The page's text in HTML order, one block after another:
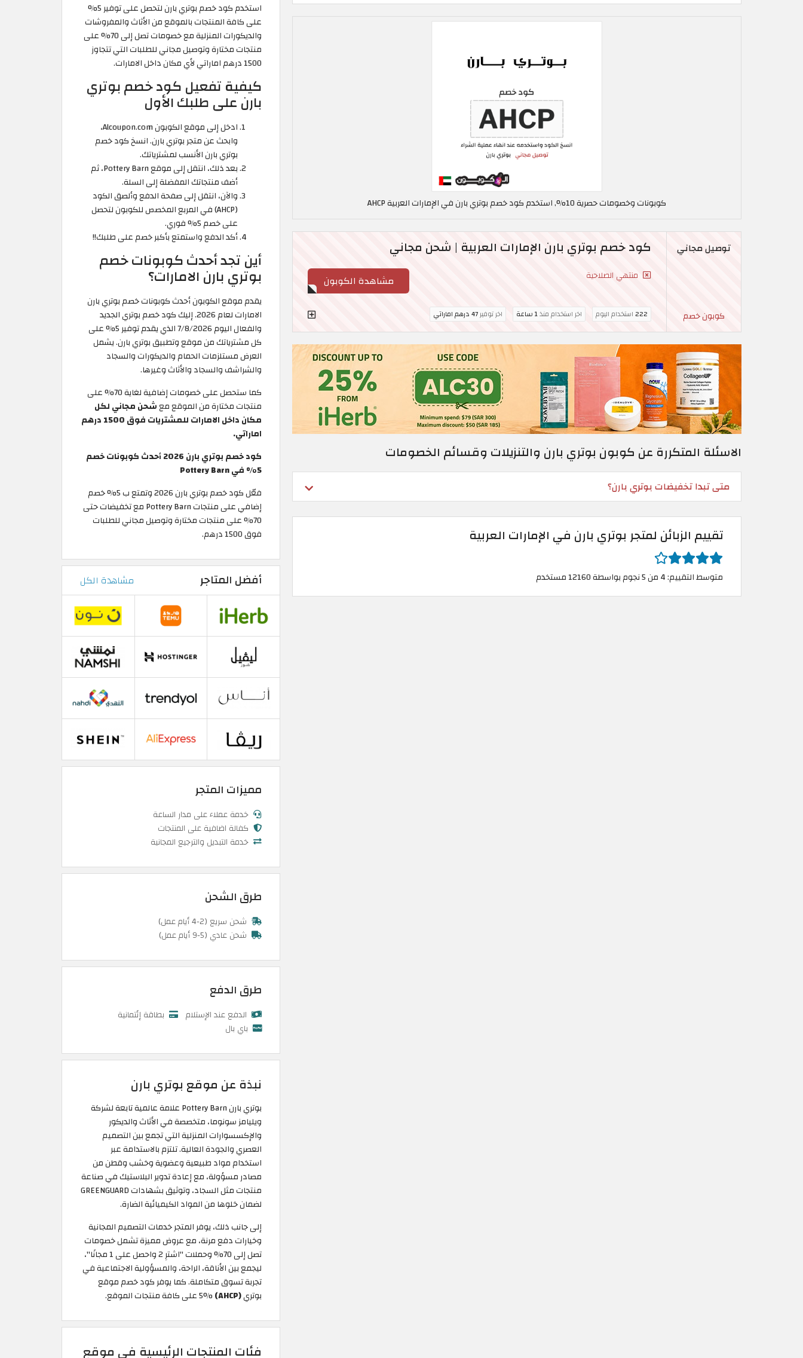
كوبونات وخصومات حصرية 10%, استخدم كود خصم بوتري بارن في الإمارات العربية AHCP
توصيل مجاني
كوبون خصم
كود خصم بوتري بارن الإمارات العربية | شحن مجاني
منتهي الصلاحية مشاهدة الكوبون
222استخدام اليوم اخر استخدام منذ1 ساعة اخر توفير47 درهم اماراتي
الاسئلة المتكررة عن كوبون بوتري بارن والتنزيلات وقسائم الخصومات
متى تبدا تخفيضات بوتري بارن؟
تقييم الزبائن لمتجر بوتري بارن في الإمارات العربية
متوسط التقييم: 4 من 5 نجوم بواسطة 12160 مستخدم
استخدم كود خصم بوتري بارن لتحصل على توفير 5%
على كافة المنتجات بالموقع من الأثاث والمفروشات
والديكورات المنزلية مع خصومات تصل إلى 70% على
منتجات مختارة وتوصيل مجاني للطلبات التي تتجاوز
1500 درهم اماراتي لأي مكان داخل الامارات.
كيفية تفعيل كود خصم بوتري
بارن على طلبك الأول
ادخل إلى موقع الكوبون Alcoupon.com،
وابحث عن متجر بوتري بارن. انسخ كود خصم
بوتري بارن الأنسب لمشترياتك.
بعد ذلك، انتقل إلى موقع Pottery Barn، ثم
أضف منتجاتك المفضلة إلى السلة.
والآن، انتقل إلى صفحة الدفع وألصق الكود
(AHCP) في المربع المخصص للكوبون لتحصل
على خصم 5% فوري.
أكد الدفع واستمتع بأكبر خصم على طلبك!!
أين تجد أحدث كوبونات خصم
بوتري بارن الامارات؟
يقدم موقع الكوبون أحدث كوبونات خصم بوتري بارن
الامارات لعام 2026. إليك كود خصم بوتري الجديد
والفعال اليوم 7/8/2026 الذي يقدم توفير 5% على
كل مشترياتك من موقع وتطبيق بوتري بارن. يشمل
العرض مستلزمات الحمام والديكورات والسجاد
والشراشف والسجاد والأثاث وغيرها.
كما ستحصل على خصومات إضافية لغاية 70% على
منتجات مختارة من الموقع مع شحن مجاني لكل
مكان داخل الامارات للمشتريات فوق 1500 درهم
اماراتي.
كود خصم بوتري بارن 2026 أحدث كوبونات خصم
5% في Pottery Barn
فعّل كود خصم بوتري بارن 2026 وتمتع ب 5% خصم
إضافي على منتجات Pottery Barn مع تخفيضات حتى
70% على منتجات مختارة وتوصيل مجاني للطلبات
فوق 1500 درهم.
أفضل المتاجر مشاهدة الكل
مميزات المتجر
خدمة عملاء على مدار الساعة
كفالة اضافية على المنتجات
خدمة التبديل والترجيع المجانية
طرق الشحن
شحن سريع (2-4 أيام عمل)
شحن عادي (5-9 أيام عمل)
طرق الدفع
الدفع عند الإستلام
بطاقة إئتمانية
باي بال
نبذة عن موقع بوتري بارن
بوتري بارن Pottery Barn علامة عالمية تابعة لشركة
ويليامز سونوما، متخصصة في الأثاث والديكور
والإكسسوارات المنزلية التي تجمع بين التصميم
العصري والجودة العالية. تلتزم بالاستدامة عبر
استخدام مواد طبيعية وعضوية وخشب وقطن من
مصادر مسؤولة، مع إعادة تدوير البلاستيك في صناعة
منتجات مثل السجاد، وتوثيق بشهادات GREENGUARD
لضمان خلوها من المواد الكيميائية الضارة.
إلى جانب ذلك، يوفر المتجر خدمات التصميم المجانية
وخيارات دفع مرنة، مع عروض مميزة تشمل خصومات
تصل إلى 70% وحملات "اشترِ 2 واحصل على 1 مجانًا"،
ليجمع بين الأناقة، الراحة، والمسؤولية الاجتماعية في
تجربة تسوق متكاملة. كما يوفر كود خصم موقع
بوتري(AHCP)
فئات المنتجات الرئيسية في موقع